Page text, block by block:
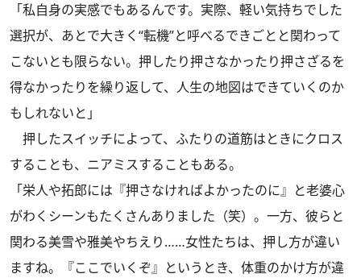
「私自身の実感でもあるんです。実際、軽い気持ちでした
選択が、あとで大きく“転機”と呼べるできごとと関わって
こないとも限らない。押したり押さなかったり押さざるを
得なかったりを繰り返して、人生の地図はできていくのか
もしれないと」
押したスイッチによって、ふたりの道筋はときにクロス
することも、ニアミスすることもある。
「栄人や拓郎には『押さなければよかったのに』と老婆心
がわくシーンもたくさんありました（笑）。一方、彼らと
関わる美雪や雅美やちえり……女性たちは、押し方が違い
ますね。『ここでいくぞ』というとき、体重のかけ方が違